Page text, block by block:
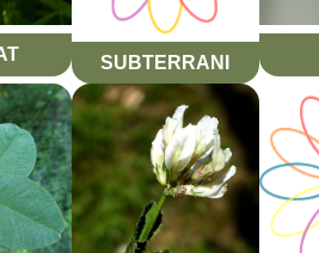
SUBTERRANI